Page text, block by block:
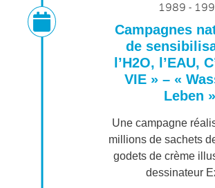
1989 -
Campagnes
de
l’H2O, l’EAU,
VIE » – «
Leben »
Une campagne
millions de sachets
godets de crème
dessinateur